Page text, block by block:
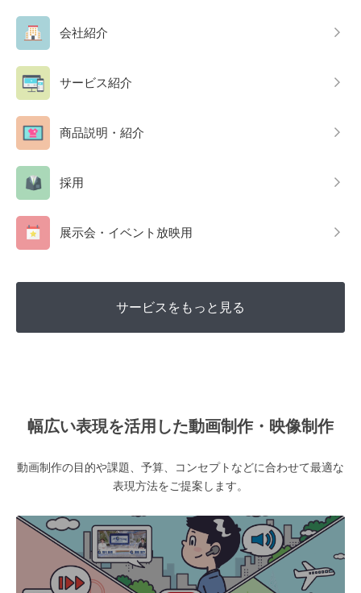
会社紹介
サービス紹介
商品説明・紹介
採用
展示会・イベント放映用
サービスをもっと見る
幅広い表現を活用した動画制作・映像制作
動画制作の目的や課題、予算、コンセプトなどに合わせて最適な
表現方法をご提案します。